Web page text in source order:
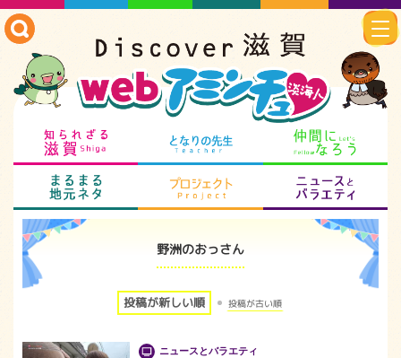
知られざる滋賀 となりの先生
まるまる地元ネタ プロジェクト
野洲のおっさん
投稿が新しい順 投稿が古い順
ニュースとバラエティ